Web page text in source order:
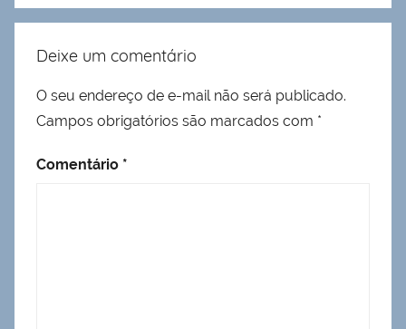
Deixe um comentário
O seu endereço de e-mail não será publicado.
Campos obrigatórios são marcados com *
Comentário *